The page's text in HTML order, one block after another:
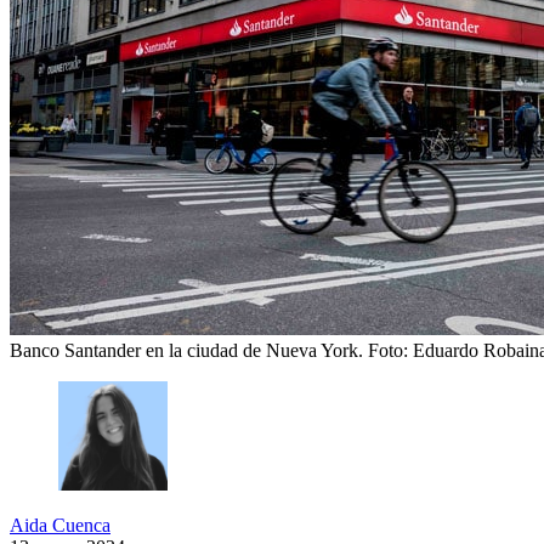
Banco Santander en la ciudad de Nueva York. Foto: Eduardo
Aida Cuenca